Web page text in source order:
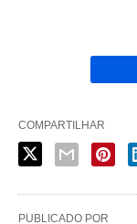
COMPARTILHAR
PUBLICADO POR